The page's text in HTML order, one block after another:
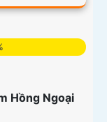
Hồng Ngoại